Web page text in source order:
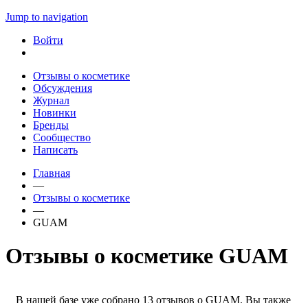
Jump to navigation
Войти
Отзывы о косметике
Обсуждения
Журнал
Новинки
Бренды
Сообщество
Написать
Главная
—
Отзывы о косметике
—
GUAM
Отзывы о косметике GUAM
В нашей базе уже собрано 13 отзывов о GUAM. Вы также